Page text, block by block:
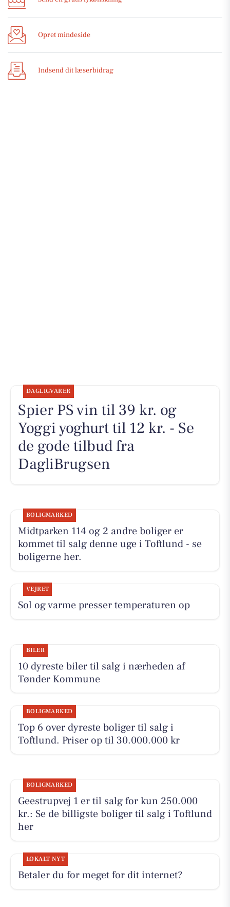
Opret mindeside
Indsend dit læserbidrag
DAGLIGVARER
Spier PS vin til 39 kr. og
Yoggi yoghurt til 12 kr. - Se
de gode tilbud fra
DagliBrugsen
BOLIGMARKED
Midtparken 114 og 2 andre boliger er
kommet til salg denne uge i Toftlund - se
boligerne her.
VEJRET
Sol og varme presser temperaturen op
BILER
10 dyreste biler til salg i nærheden af
Tønder Kommune
BOLIGMARKED
Top 6 over dyreste boliger til salg i
Toftlund. Priser op til 30.000.000 kr
BOLIGMARKED
Geestrupvej 1 er til salg for kun 250.000
kr.: Se de billigste boliger til salg i Toftlund
her
LOKALT NYT
Betaler du for meget for dit internet?